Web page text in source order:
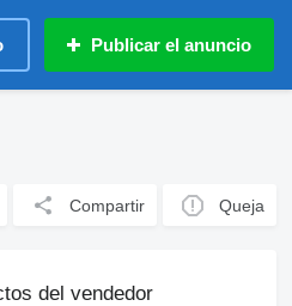
Publicar el anuncio
Compartir Queja
del vendedor